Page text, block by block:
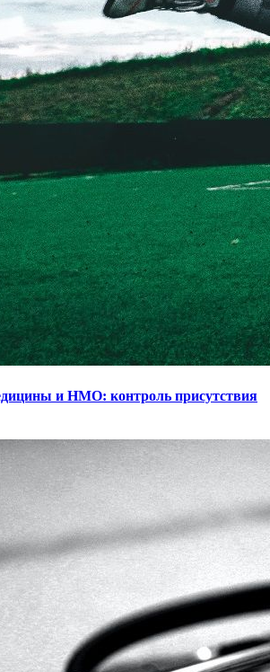
и НМО: контроль присутствия